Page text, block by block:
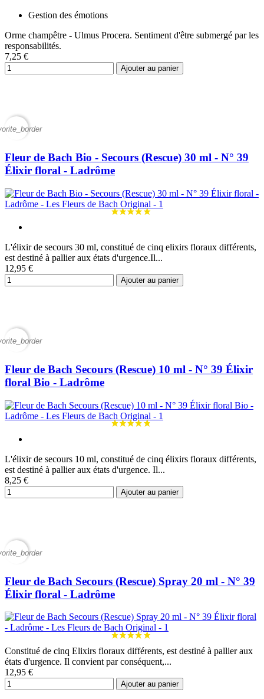
Gestion des émotions
Orme champêtre - Ulmus Procera. Sentiment d'être submergé par les
responsabilités.
7,25 €
Ajouter au panier
Fleur de Bach Bio - Secours (Rescue) 30 ml - N° 39
Élixir floral - Ladrôme
L'élixir de secours 30 ml, constitué de cinq elixirs floraux différents,
est destiné à pallier aux états d'urgence.Il...
12,95 €
Ajouter au panier
Fleur de Bach Secours (Rescue) 10 ml - N° 39 Élixir
floral Bio - Ladrôme
L'élixir de secours 10 ml, constitué de cinq élixirs floraux différents,
est destiné à pallier aux états d'urgence. Il...
8,25 €
Ajouter au panier
Fleur de Bach Secours (Rescue) Spray 20 ml - N° 39
Élixir floral - Ladrôme
Constitué de cinq Elixirs floraux différents, est destiné à pallier aux
états d'urgence. Il convient par conséquent,...
12,95 €
Ajouter au panier